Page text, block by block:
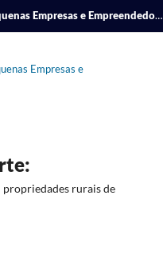
REMIPE - Revista de Micro e Pequenas Empresas e Empreendedorismo da Fatec Osasco
Empresas e
propriedades rurais de